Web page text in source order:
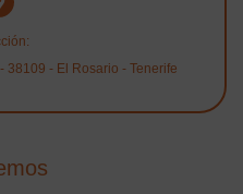
38109 - El Rosario - Tenerife